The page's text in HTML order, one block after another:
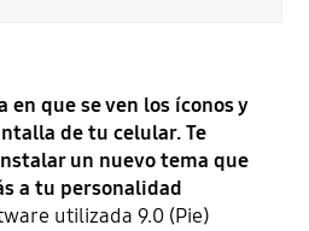
en que se ven los íconos y
de tu celular. Te
un nuevo tema que
a tu personalidad
utilizada 9.0 (Pie)